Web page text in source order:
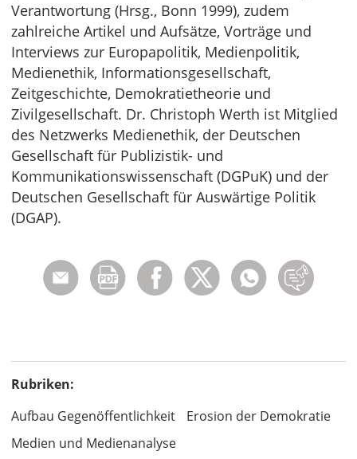
Verantwortung (Hrsg., Bonn 1999), zudem
zahlreiche Artikel und Aufsätze, Vorträge und
Interviews zur Europapolitik, Medienpolitik,
Medienethik, Informationsgesellschaft,
Zeitgeschichte, Demokratietheorie und
Zivilgesellschaft. Dr. Christoph Werth ist Mitglied
des Netzwerks Medienethik, der Deutschen
Gesellschaft für Publizistik- und
Kommunikationswissenschaft (DGPuK) und der
Deutschen Gesellschaft für Auswärtige Politik
(DGAP).
Rubriken:
Aufbau Gegenöffentlichkeit
Erosion der Demokratie
Medien und Medienanalyse